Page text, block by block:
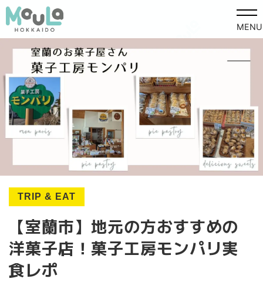
MENU
TRIP & EAT
【室蘭市】地元の方おすすめの
洋菓子店！菓子工房モンパリ実
食レポ